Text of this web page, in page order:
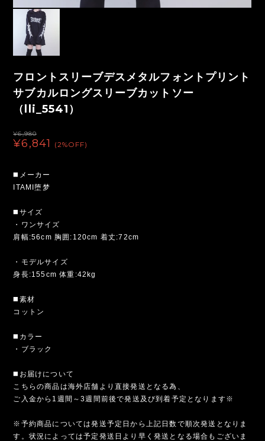
フロントスリーブデスメタルフォントプリント
サブカルロングスリーブカットソー
（lli_5541）
¥6,980
¥6,841 (2%OFF)
◼️メーカー
ITAMI堕梦
◼️サイズ
・ワンサイズ
肩幅:56cm 胸囲:120cm 着丈:72cm
・モデルサイズ
身長:155cm 体重:42kg
◼️素材
コットン
◼️カラー
・ブラック
◼️お届けについて
こちらの商品は海外店舗より直接発送となる為、
ご入金から1週間～3週間前後で発送及び到着予定となります※
※予約商品については発送予定日から上記日数で順次発送となりま
す。状況によっては予定発送日より早く発送となる場合もございま